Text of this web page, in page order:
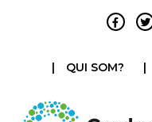
|
QUI SOM? |